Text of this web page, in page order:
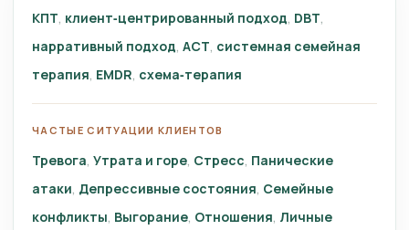
КПТ клиент‑центрированный подход DBT
нарративный подход ACT системная семейная
терапия EMDR схема‑терапия
ЧАСТЫЕ СИТУАЦИИ КЛИЕНТОВ
Тревога Утрата и горе Стресс Панические
атаки Депрессивные состояния Семейные
конфликты Выгорание Отношения Личные